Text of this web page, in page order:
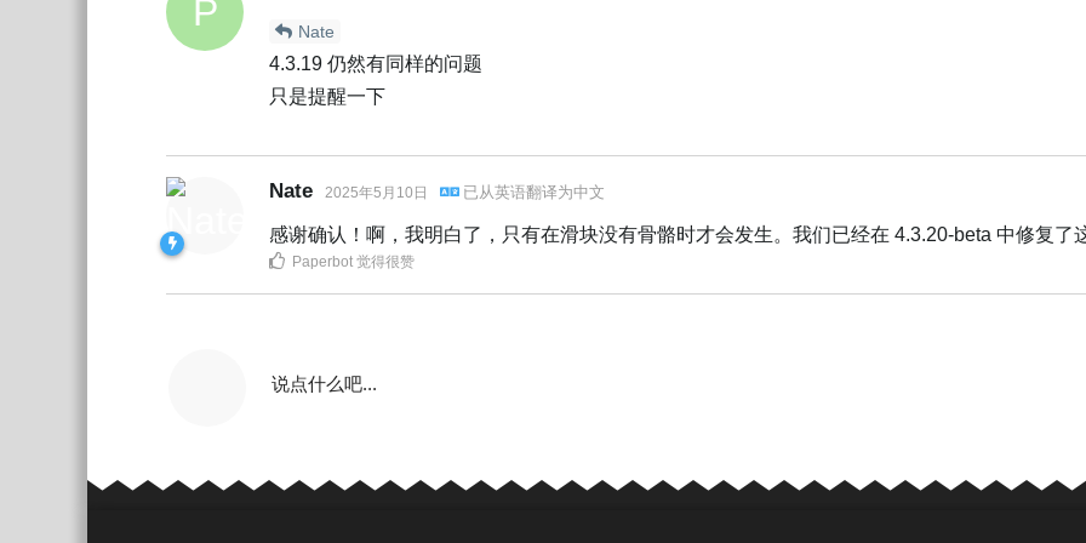
P Nate
4.3.19 仍然有同样的问题
只是提醒一下
Nate 2025年5月10日 已从英语翻译为中文
感谢确认！啊，我明白了，只有在滑块没有骨骼时才会发生。我们已经在 4.3.20-beta 中修复了
Paperbot 觉得很赞
说点什么吧...